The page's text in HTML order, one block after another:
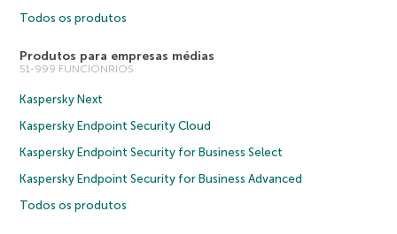
Todos os produtos
Produtos para empresas médias
51-999 FUNCIONRIOS
Kaspersky Next
Kaspersky Endpoint Security Cloud
Kaspersky Endpoint Security for Business Select
Kaspersky Endpoint Security for Business Advanced
Todos os produtos